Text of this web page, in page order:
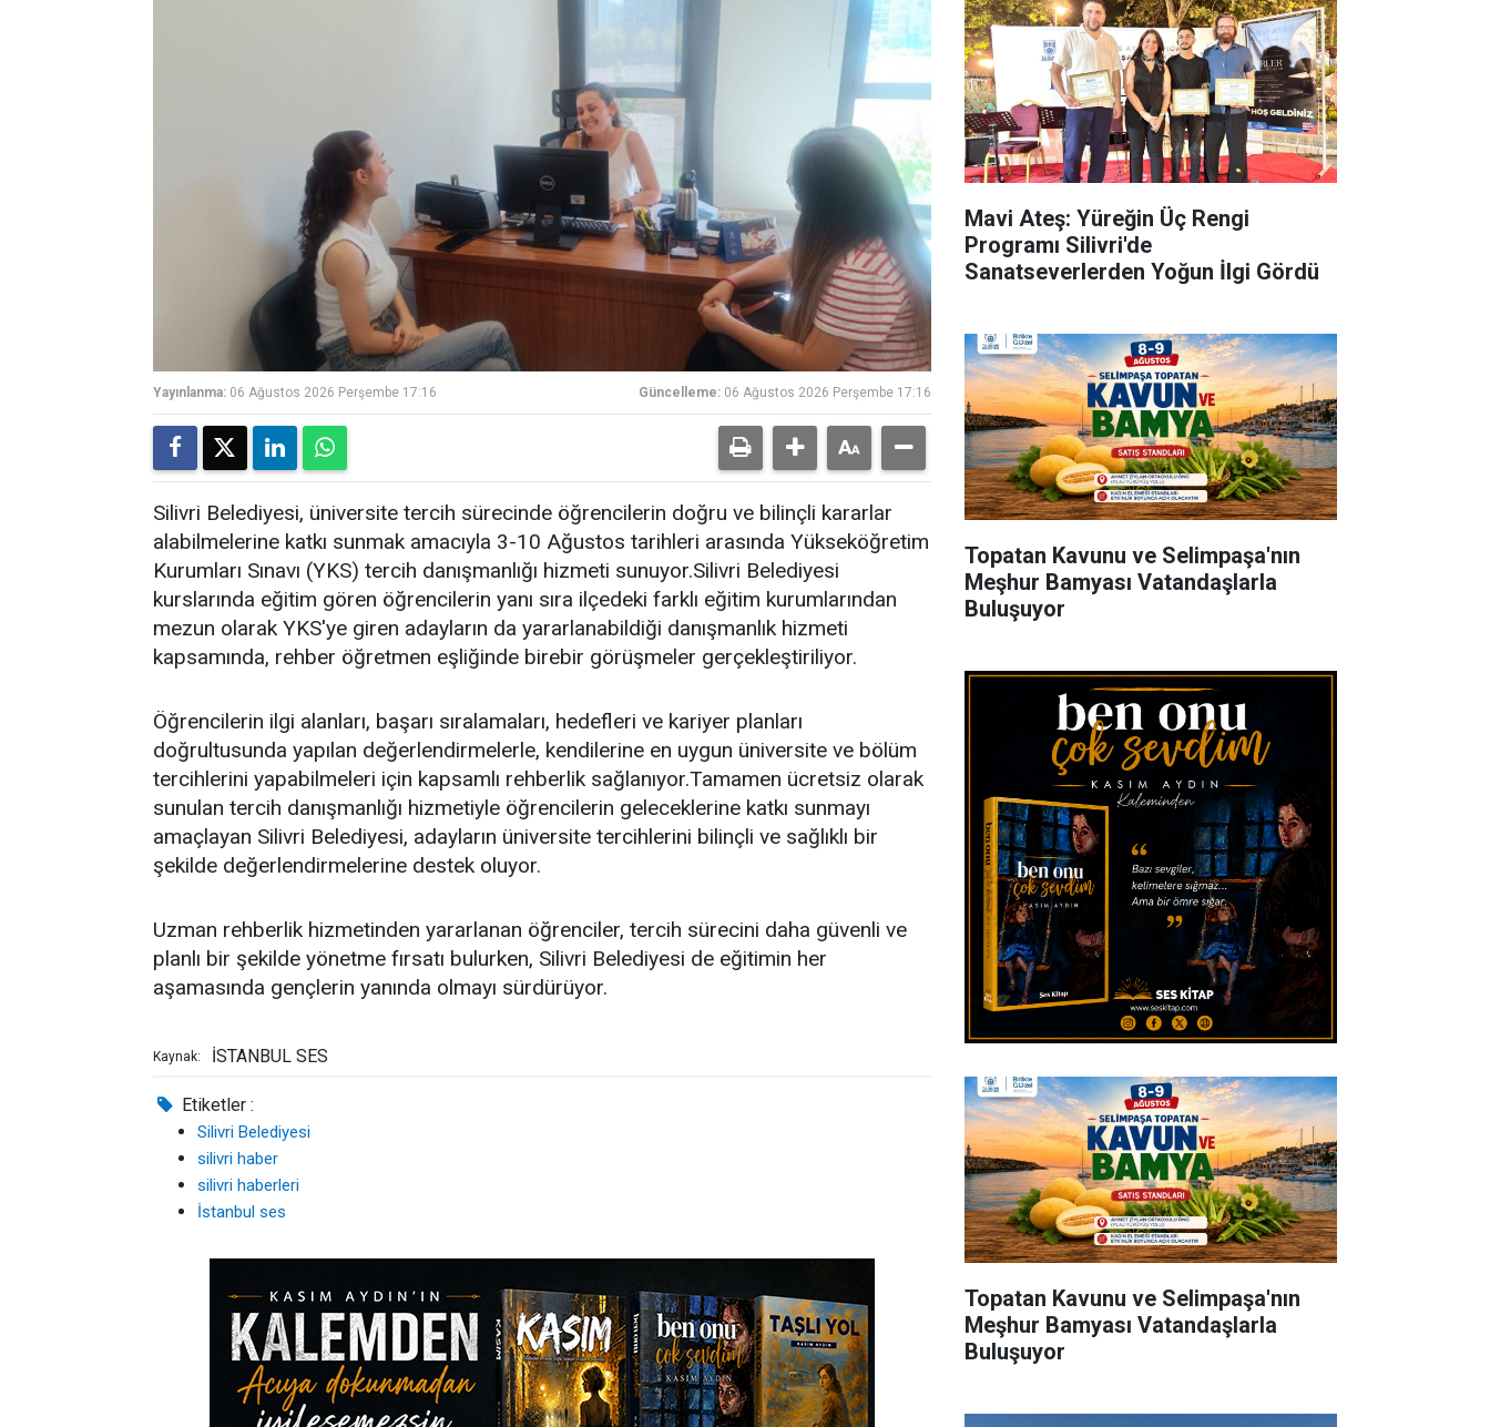
Yayınlanma: 06 Ağustos 2026 Perşembe 17:16 Güncelleme: 06 Ağustos 2026 Perşembe 17:16
Silivri Belediyesi, üniversite tercih sürecinde öğrencilerin doğru ve bilinçli kararlar
alabilmelerine katkı sunmak amacıyla 3-10 Ağustos tarihleri arasında Yükseköğretim
Kurumları Sınavı (YKS) tercih danışmanlığı hizmeti sunuyor.Silivri Belediyesi
kurslarında eğitim gören öğrencilerin yanı sıra ilçedeki farklı eğitim kurumlarından
mezun olarak YKS'ye giren adayların da yararlanabildiği danışmanlık hizmeti
kapsamında, rehber öğretmen eşliğinde birebir görüşmeler gerçekleştiriliyor.
Öğrencilerin ilgi alanları, başarı sıralamaları, hedefleri ve kariyer planları
doğrultusunda yapılan değerlendirmelerle, kendilerine en uygun üniversite ve bölüm
tercihlerini yapabilmeleri için kapsamlı rehberlik sağlanıyor.Tamamen ücretsiz olarak
sunulan tercih danışmanlığı hizmetiyle öğrencilerin geleceklerine katkı sunmayı
amaçlayan Silivri Belediyesi, adayların üniversite tercihlerini bilinçli ve sağlıklı bir
şekilde değerlendirmelerine destek oluyor.
Uzman rehberlik hizmetinden yararlanan öğrenciler, tercih sürecini daha güvenli ve
planlı bir şekilde yönetme fırsatı bulurken, Silivri Belediyesi de eğitimin her
aşamasında gençlerin yanında olmayı sürdürüyor.
Kaynak: İSTANBUL SES
Etiketler :
Silivri Belediyesi
silivri haber
silivri haberleri
İstanbul ses
Mavi Ateş: Yüreğin Üç Rengi
Programı Silivri'de
Sanatseverlerden Yoğun İlgi Gördü
Topatan Kavunu ve Selimpaşa'nın
Meşhur Bamyası Vatandaşlarla
Buluşuyor
Topatan Kavunu ve Selimpaşa'nın
Meşhur Bamyası Vatandaşlarla
Buluşuyor